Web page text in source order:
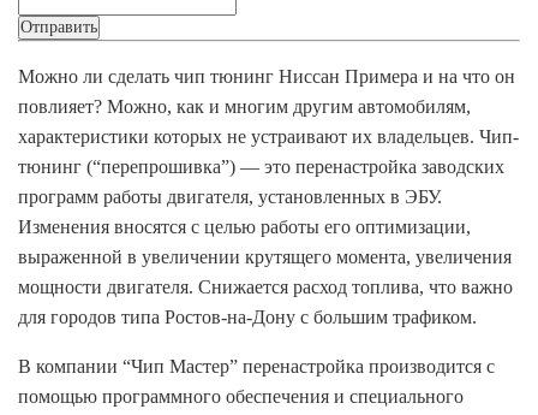
Можно ли сделать чип тюнинг Ниссан Примера и на что он
повлияет? Можно, как и многим другим автомобилям,
характеристики которых не устраивают их владельцев. Чип-
тюнинг (“перепрошивка”) — это перенастройка заводских
программ работы двигателя, установленных в ЭБУ.
Изменения вносятся с целью работы его оптимизации,
выраженной в увеличении крутящего момента, увеличения
мощности двигателя. Снижается расход топлива, что важно
для городов типа Ростов-на-Дону с большим трафиком.
В компании “Чип Мастер” перенастройка производится с
помощью программного обеспечения и специального